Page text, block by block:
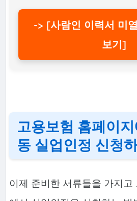
-> [사람인 이력서 미
보기]
고용보험 홈페이
동 실업인정 신청
이제 준비한 서류들을 가지고